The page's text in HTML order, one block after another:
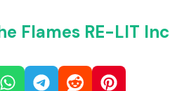
Flames RE-LIT